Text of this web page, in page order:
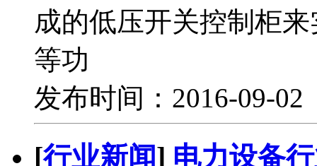
成的低压开关控制柜
等功
发布时间：2016-09-
[行业新闻] 电力设备